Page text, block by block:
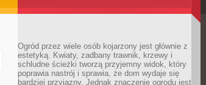
Ogród przez wiele osób kojarzony jest głównie z
estetyką. Kwiaty, zadbany trawnik, krzewy i
schludne ścieżki tworzą przyjemny widok, który
poprawia nastrój i sprawia, że dom wydaje się
bardziej przyjazny. Jednak znaczenie ogrodu jest